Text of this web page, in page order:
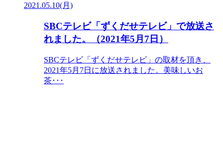
2021.05.10(月)
SBCテレビ「ずくだせテレビ」で放送さ
れました。（2021年5月7日）
SBCテレビ「ずくだせテレビ」の取材を頂き、
2021年5月7日に放送されました。美味しいお
茶･･･